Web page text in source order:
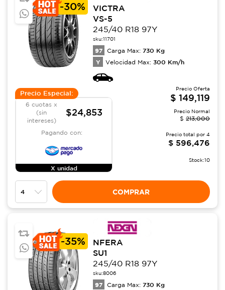
-30%
VICTRA
VS-5
245/40 R18 97Y
sku:11701
97 Carga Max: 730 Kg
Y Velocidad Max: 300 Km/h
Precio Especial:
6 cuotas x
(sin
intereses)
$24,853
Pagando con:
X unidad
Precio Oferta
$ 149,119
Precio Normal
$ 213,000
Precio total por 4
$ 596,476
Stock:10
COMPRAR
-35%
NFERA
SU1
245/40 R18 97Y
sku:8006
97 Carga Max: 730 Kg